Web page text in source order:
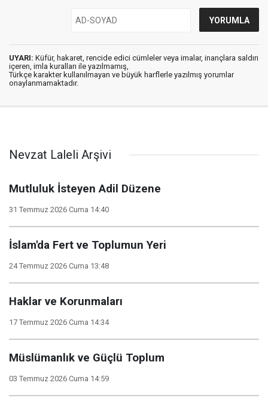
UYARI: Küfür, hakaret, rencide edici cümleler veya imalar, inançlara saldırı
içeren, imla kuralları ile yazılmamış,
Türkçe karakter kullanılmayan ve büyük harflerle yazılmış yorumlar
onaylanmamaktadır.
Nevzat Laleli Arşivi
Mutluluk İsteyen Adil Düzene
31 Temmuz 2026 Cuma 14:40
İslam'da Fert ve Toplumun Yeri
24 Temmuz 2026 Cuma 13:48
Haklar ve Korunmaları
17 Temmuz 2026 Cuma 14:34
Müslümanlık ve Güçlü Toplum
03 Temmuz 2026 Cuma 14:59